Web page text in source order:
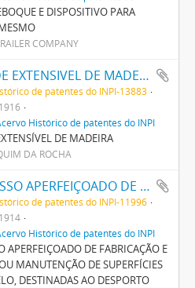
E DISPOSITIVO PARA
COMPANY
UMA GRADE EXTENSIVEL DE MADEIRA
de patentes do INPI-13883
Histórico de patentes do INPI
DE MADEIRA
DA ROCHA
UM PROCESSO APERFEIÇOADO DE FABRICAÇÃO E COLLOCAÇÃO OU MANUTENÇÃO DE SUPERFICIES IMITANDO GELO, DESTINADAS AO DESPORTO
de patentes do INPI-11996
Histórico de patentes do INPI
APERFEIÇOADO DE FABRICAÇÃO E
MANUTENÇÃO DE SUPERFÍCIES
DESTINADAS AO DESPORTO